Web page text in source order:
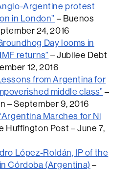
Argentine protest
in London” – Buenos
24, 2016
Day looms in
returns” – Jubilee Debt
12, 2016
from Argentina for
middle class” –
– September 9, 2016
Marches for Ni
Huffington Post – June 7,
López-Roldán, IP of the
Córdoba (Argentina)–